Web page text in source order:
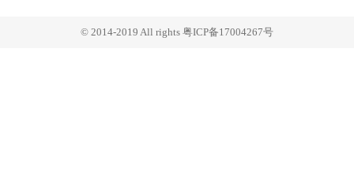
© 2014-2019 All rights 粤ICP备17004267号